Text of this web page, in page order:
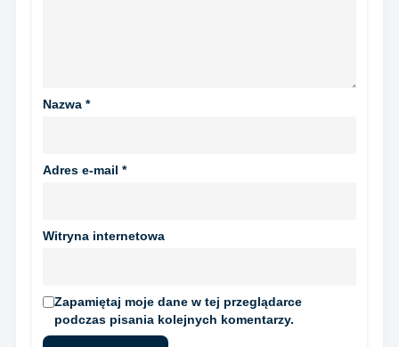
Nazwa *
Adres e-mail *
Witryna internetowa
Zapamiętaj moje dane w tej przeglądarce
podczas pisania kolejnych komentarzy.